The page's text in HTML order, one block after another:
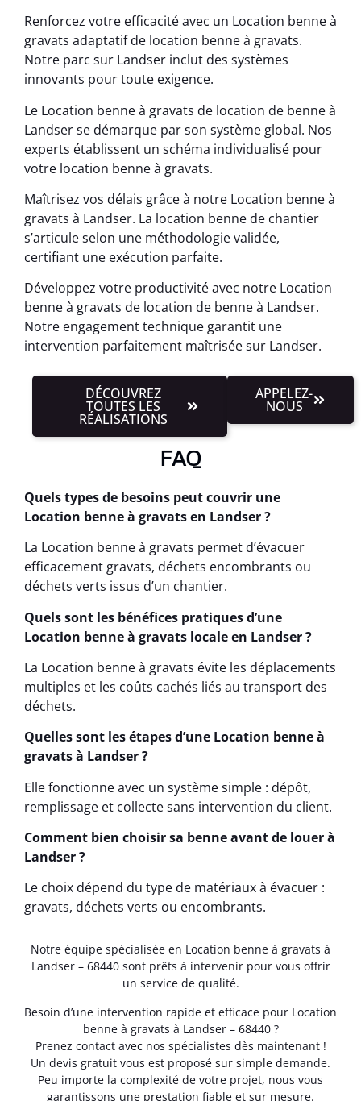
Renforcez votre efficacité avec un Location benne à
gravats adaptatif de location benne à gravats.
Notre parc sur Landser inclut des systèmes
innovants pour toute exigence.
Le Location benne à gravats de location de benne à
Landser se démarque par son système global. Nos
experts établissent un schéma individualisé pour
votre location benne à gravats.
Maîtrisez vos délais grâce à notre Location benne à
gravats à Landser. La location benne de chantier
s’articule selon une méthodologie validée,
certifiant une exécution parfaite.
Développez votre productivité avec notre Location
benne à gravats de location de benne à Landser.
Notre engagement technique garantit une
intervention parfaitement maîtrisée sur Landser.
DÉCOUVREZ
TOUTES LES
RÉALISATIONS
APPELEZ-
NOUS
FAQ
Quels types de besoins peut couvrir une
Location benne à gravats en Landser ?
La Location benne à gravats permet d’évacuer
efficacement gravats, déchets encombrants ou
déchets verts issus d’un chantier.
Quels sont les bénéfices pratiques d’une
Location benne à gravats locale en Landser ?
La Location benne à gravats évite les déplacements
multiples et les coûts cachés liés au transport des
déchets.
Quelles sont les étapes d’une Location benne à
gravats à Landser ?
Elle fonctionne avec un système simple : dépôt,
remplissage et collecte sans intervention du client.
Comment bien choisir sa benne avant de louer à
Landser ?
Le choix dépend du type de matériaux à évacuer :
gravats, déchets verts ou encombrants.
Notre équipe spécialisée en Location benne à gravats à
Landser – 68440 sont prêts à intervenir pour vous offrir
un service de qualité.
Besoin d’une intervention rapide et efficace pour Location
benne à gravats à Landser – 68440 ?
Prenez contact avec nos spécialistes dès maintenant !
Un devis gratuit vous est proposé sur simple demande.
Peu importe la complexité de votre projet, nous vous
garantissons une prestation fiable et sur mesure.